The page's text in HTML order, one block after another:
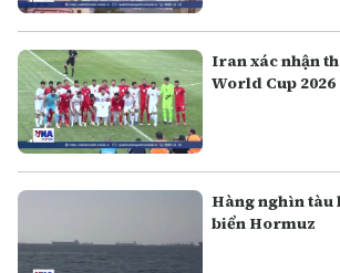
Iran xác nhận
World Cup 2026
Hàng nghìn tàu
biển Hormuz